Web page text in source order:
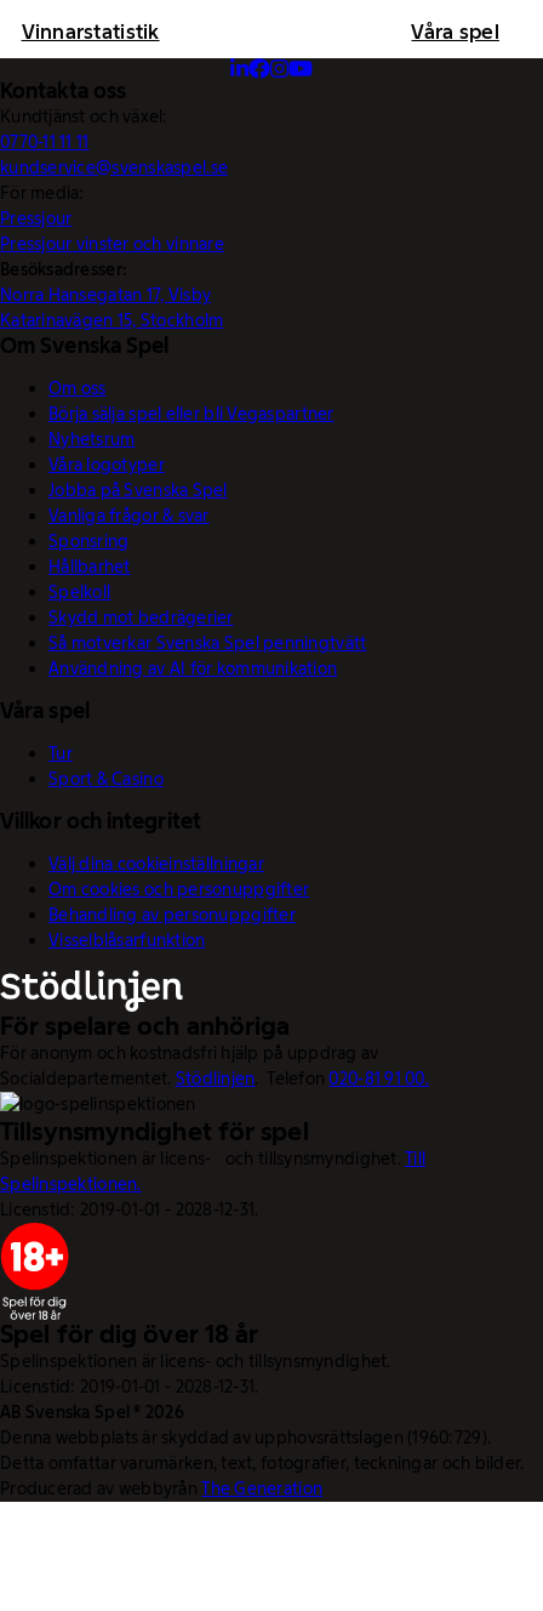
Vinnarstatistik Våra spel
Kontakta oss
Kundtjänst och växel:
0770-11 11 11
kundservice@svenskaspel.se
För media:
Pressjour
Pressjour vinster och vinnare
Besöksadresser:
Norra Hansegatan 17, Visby
Katarinavägen 15, Stockholm
Om Svenska Spel
Om oss
Börja sälja spel eller bli Vegaspartner
Nyhetsrum
Våra logotyper
Jobba på Svenska Spel
Vanliga frågor & svar
Sponsring
Hållbarhet
Spelkoll
Skydd mot bedrägerier
Så motverkar Svenska Spel penningtvätt
Användning av AI för kommunikation
Våra spel
Tur
Sport & Casino
Villkor och integritet
Välj dina cookieinställningar
Om cookies och personuppgifter
Behandling av personuppgifter
Visselblåsarfunktion
För spelare och anhöriga
För anonym och kostnadsfri hjälp på uppdrag av
Socialdepartementet. Stödlinjen. Telefon020-81 91 00.
Tillsynsmyndighet för spel
Spelinspektionen är licens- och tillsynsmyndighet.Till
Spelinspektionen.
Licenstid: 2019-01-01 - 2028-12-31.
Spel för dig över 18 år
Spelinspektionen är licens- och tillsynsmyndighet.
Licenstid: 2019-01-01 - 2028-12-31.
AB Svenska Spel © 2026
Denna webbplats är skyddad av upphovsrättslagen (1960:729).
Detta omfattar varumärken, text, fotografier, teckningar och bilder.
Producerad av webbyrånThe Generation